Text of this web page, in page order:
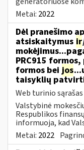
Metai: 2022
Dėl pranešimo
atsiskaitymus ir
PRC915
formos bei jos
taisyklių
Web turinio sąrašas
Valstybinė
Respublikos
informuoja, kad
Metai: 2022